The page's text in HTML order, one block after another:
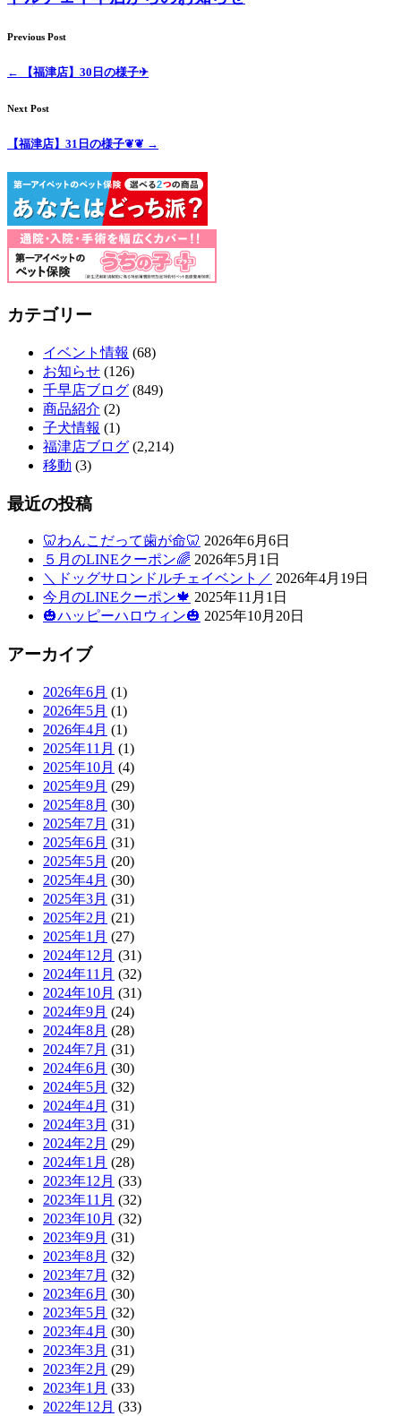
Previous Post
← 【福津店】30日の様子✈
Next Post
【福津店】31日の様子❦❦ →
カテゴリー
イベント情報 (68)
お知らせ (126)
千早店ブログ (849)
商品紹介 (2)
子犬情報 (1)
福津店ブログ (2,214)
移動 (3)
最近の投稿
🦷わんこだって歯が命🦷 2026年6月6日
５月のLINEクーポン🌈 2026年5月1日
＼ドッグサロンドルチェイベント／ 2026年4月19日
今月のLINEクーポン🍁 2025年11月1日
🎃ハッピーハロウィン🎃 2025年10月20日
アーカイブ
2026年6月 (1)
2026年5月 (1)
2026年4月 (1)
2025年11月 (1)
2025年10月 (4)
2025年9月 (29)
2025年8月 (30)
2025年7月 (31)
2025年6月 (31)
2025年5月 (20)
2025年4月 (30)
2025年3月 (31)
2025年2月 (21)
2025年1月 (27)
2024年12月 (31)
2024年11月 (32)
2024年10月 (31)
2024年9月 (24)
2024年8月 (28)
2024年7月 (31)
2024年6月 (30)
2024年5月 (32)
2024年4月 (31)
2024年3月 (31)
2024年2月 (29)
2024年1月 (28)
2023年12月 (33)
2023年11月 (32)
2023年10月 (32)
2023年9月 (31)
2023年8月 (32)
2023年7月 (32)
2023年6月 (30)
2023年5月 (32)
2023年4月 (30)
2023年3月 (31)
2023年2月 (29)
2023年1月 (33)
2022年12月 (33)